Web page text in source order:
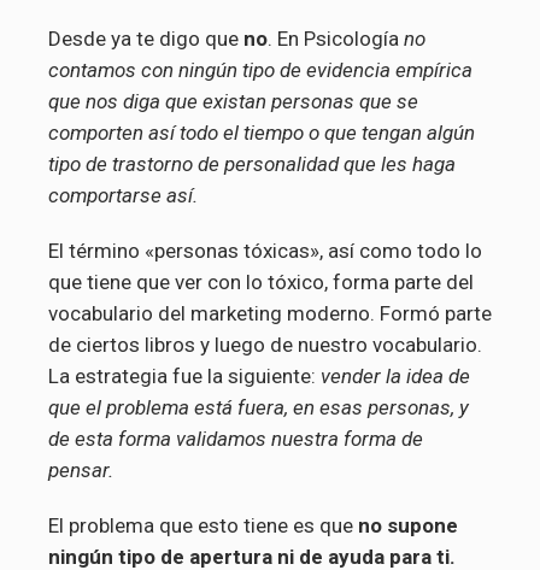
Desde ya te digo que no. En Psicología no
contamos con ningún tipo de evidencia empírica
que nos diga que existan personas que se
comporten así todo el tiempo o que tengan algún
tipo de trastorno de personalidad que les haga
comportarse así.
El término «personas tóxicas», así como todo lo
que tiene que ver con lo tóxico, forma parte del
vocabulario del marketing moderno. Formó parte
de ciertos libros y luego de nuestro vocabulario.
La estrategia fue la siguiente: vender la idea de
que el problema está fuera, en esas personas, y
de esta forma validamos nuestra forma de
pensar.
El problema que esto tiene es que no supone
ningún tipo de apertura ni de ayuda para ti.